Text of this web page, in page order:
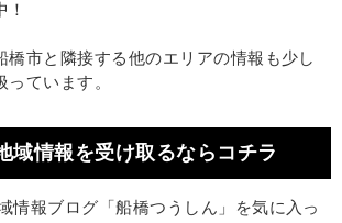
！
橋市と隣接する他のエリアの情報も少し
っています。
域情報を受け取るならコチラ
情報ブログ「船橋つうしん」を気に入っ